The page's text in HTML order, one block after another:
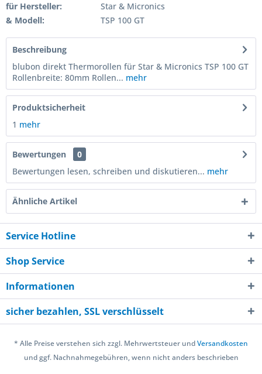
für Hersteller:
Star & Micronics
& Modell:
TSP 100 GT
Beschreibung
blubon direkt Thermorollen für Star & Micronics TSP 100 GT
Rollenbreite: 80mm Rollen... mehr
Produktsicherheit
1 mehr
Bewertungen
0
Bewertungen lesen, schreiben und diskutieren... mehr
Ähnliche Artikel
Service Hotline
Shop Service
Informationen
sicher bezahlen, SSL verschlüsselt
* Alle Preise verstehen sich zzgl. Mehrwertsteuer undVersandkosten
und ggf. Nachnahmegebühren, wenn nicht anders beschrieben